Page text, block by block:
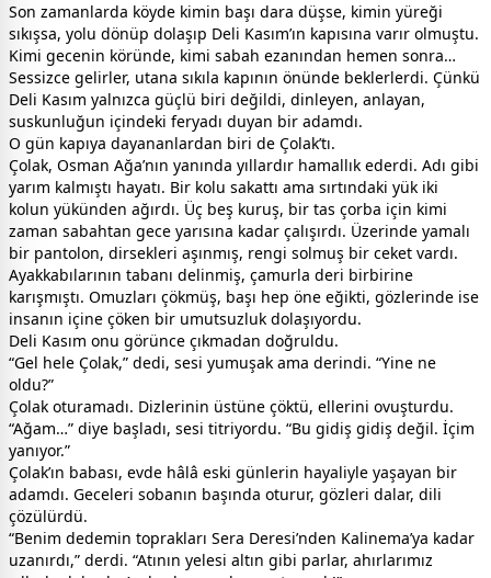
Son zamanlarda köyde kimin başı dara düşse, kimin yüreği
sıkışsa, yolu dönüp dolaşıp Deli Kasım’ın kapısına varır olmuştu.
Kimi gecenin köründe, kimi sabah ezanından hemen sonra…
Sessizce gelirler, utana sıkıla kapının önünde beklerlerdi. Çünkü
Deli Kasım yalnızca güçlü biri değildi, dinleyen, anlayan,
suskunluğun içindeki feryadı duyan bir adamdı.
O gün kapıya dayananlardan biri de Çolak’tı.
Çolak, Osman Ağa’nın yanında yıllardır hamallık ederdi. Adı gibi
yarım kalmıştı hayatı. Bir kolu sakattı ama sırtındaki yük iki
kolun yükünden ağırdı. Üç beş kuruş, bir tas çorba için kimi
zaman sabahtan gece yarısına kadar çalışırdı. Üzerinde yamalı
bir pantolon, dirsekleri aşınmış, rengi solmuş bir ceket vardı.
Ayakkabılarının tabanı delinmiş, çamurla deri birbirine
karışmıştı. Omuzları çökmüş, başı hep öne eğikti, gözlerinde ise
insanın içine çöken bir umutsuzluk dolaşıyordu.
Deli Kasım onu görünce çıkmadan doğruldu.
“Gel hele Çolak,” dedi, sesi yumuşak ama derindi. “Yine ne
oldu?”
Çolak oturamadı. Dizlerinin üstüne çöktü, ellerini ovuşturdu.
“Ağam…” diye başladı, sesi titriyordu. “Bu gidiş gidiş değil. İçim
yanıyor.”
Çolak’ın babası, evde hâlâ eski günlerin hayaliyle yaşayan bir
adamdı. Geceleri sobanın başında oturur, gözleri dalar, dili
çözülürdü.
“Benim dedemin toprakları Sera Deresi’nden Kalinema’ya kadar
uzanırdı,” derdi. “Atının yelesi altın gibi parlar, ahırlarımız